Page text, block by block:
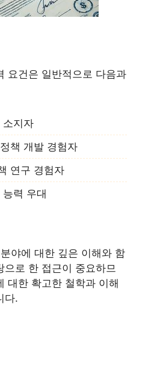
요건은 일반적으로 다음과
소지자
책 개발 경험자
연구 경험자
력 우대
야에 대한 깊은 이해와 함
로 한 접근이 중요하므
대한 확고한 철학과 이해
다.